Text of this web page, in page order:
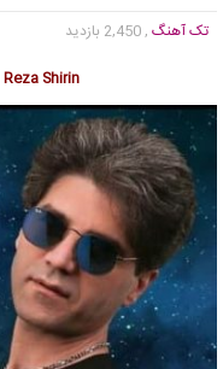
تک آهنگ , 2,450 بازدید
Reza Shirin